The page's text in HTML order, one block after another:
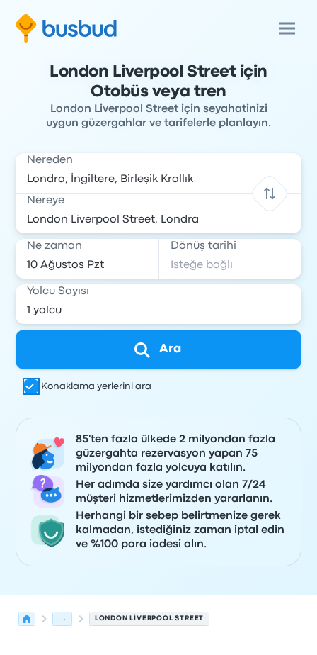
London Liverpool Street için
Otobüs veya tren
London Liverpool Street için seyahatinizi
uygun güzergahlar ve tarifelerle planlayın.
Nereden
Nereye
Ne zaman Dönüş tarihi
Yolcu Sayısı
Ara
Konaklama yerlerini ara
85'ten fazla ülkede 2 milyondan fazla
güzergahta rezervasyon yapan 75
milyondan fazla yolcuya katılın.
Her adımda size yardımcı olan 7/24
müşteri hizmetlerimizden yararlanın.
Herhangi bir sebep belirtmenize gerek
kalmadan, istediğiniz zaman iptal edin
ve %100 para iadesi alın.
... LONDON LIVERPOOL STREET